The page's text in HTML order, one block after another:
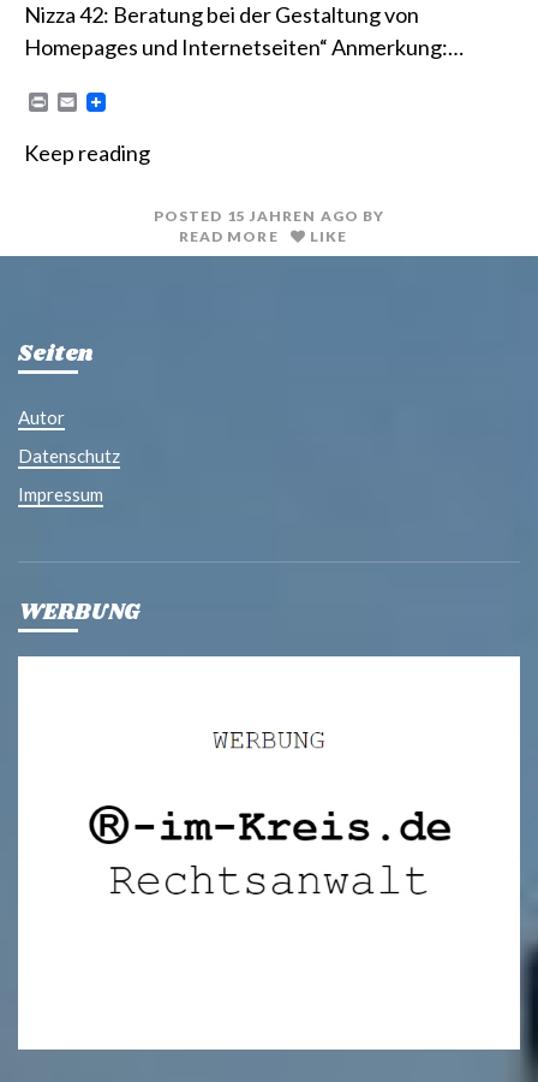
Nizza 42: Beratung bei der Gestaltung von
Homepages und Internetseiten“ Anmerkung:…
n
E
i
Keep reading
POSTED 15 JAHREN AGO BY
READ MORE
LIKE
Seiten
Autor
Datenschutz
Impressum
WERBUNG